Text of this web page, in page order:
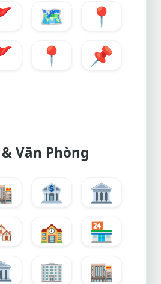
🗺️
📍
📍
📌
Văn Phòng
🏦
🏛️
🏫
🏪
🏢
🏬